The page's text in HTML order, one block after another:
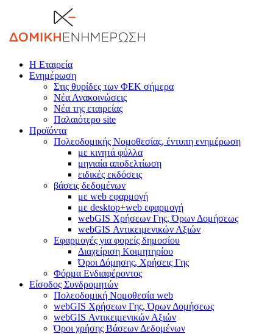
Η Εταιρεία
Ενημέρωση
Στις θυρίδες των ΦΕΚ σήμερα
Νέα Ανακοινώσεις
Νέα της εταιρείας
Παλαιότερο site
Προϊόντα
Πολεοδομικής Νομοθεσίας, έντυπη ενημέρωση
με κινητά φύλλα
μηνιαία αποδελτίωση
ειδικές εκδόσεις
βάσεις δεδομένων
με web εφαρμογή
με desktop+web εφαρμογή
webGIS Χρήσεων Γης, Όρων Δομήσεως
webGIS Αντικειμενικών Αξιών
Εφαρμογές για φορείς δημοσίου
Διαχείριση Κοιμητηρίου
Όροι Δόμησης, Χρήσεις Γης
Φόρμα Ενδιαφέροντος
Είσοδος Συνδρομητών
Πολεοδομική Νομοθεσία web
webGIS Χρήσεων Γης, Όρων Δομήσεως
webGIS Αντικειμενικών Αξιών
Όροι χρήσης Βάσεων Δεδομένων